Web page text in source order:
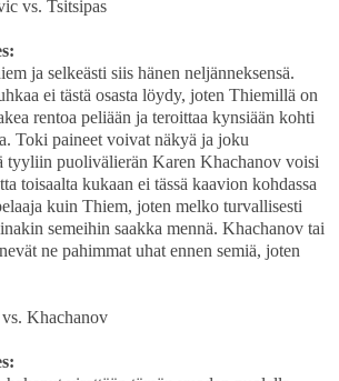
vs. Tsitsipas
ja selkeästi siis hänen neljänneksensä.
ei tästä osasta löydy, joten Thiemillä on
rentoa peliään ja teroittaa kynsiään kohti
Toki paineet voivat näkyä ja joku
tyyliin puolivälierän Karen Khachanov voisi
toisaalta kukaan ei tässä kaavion kohdassa
kuin Thiem, joten melko turvallisesti
semeihin saakka mennä. Khachanov tai
ne pahimmat uhat ennen semiä, joten
Khachanov